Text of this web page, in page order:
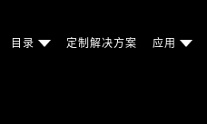
目录 定制解决方案 应用